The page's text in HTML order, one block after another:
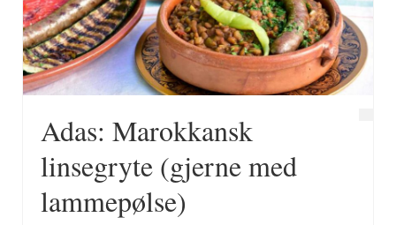
Fugl
Gryteretter
Snacks
Supper
Vegetar
Adas: Marokkansk
linsegryte (gjerne med
lammepølse)